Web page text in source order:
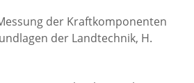
der Kraftkomponenten
der Landtechnik, H.